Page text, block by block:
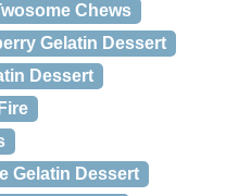
Chews
Gelatin Dessert
Dessert
Gelatin Dessert